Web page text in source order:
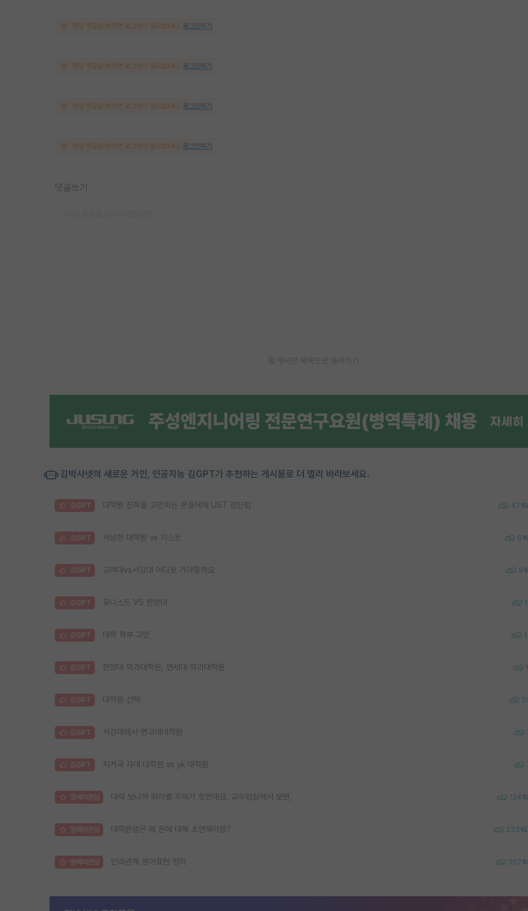
해당 댓글을 보려면 로그인이 필요합니다. 로그인하기
해당 댓글을 보려면 로그인이 필요합니다. 로그인하기
해당 댓글을 보려면 로그인이 필요합니다. 로그인하기
해당 댓글을 보려면 로그인이 필요합니다. 로그인하기
댓글쓰기
게시판 목록으로 돌아가기
김박사넷의 새로운 거인, 인공지능 김GPT가 추천하는 게시물로 더 멀리 바라보세요.
김GPT 대학원 진학을 고민하는 분들에게 UST 장단점 47
김GPT 서성한 대학원 vs 지스트 6
김GPT 고려대vs서강대 어디로 가야할까요 8
김GPT 유니스트 VS 한양대 1
김GPT 대학 학부 고민 1
김GPT 한양대 의과대학원, 연세대 의과대학원 1
김GPT 대학원 선택 0
김GPT 서강대에서 연고대대학원
김GPT 지거국 자대 대학원 vs yk 대학원
명예의전당 대략 보니까 워라밸 주제가 핫한데요. 교수입장에서 보면, 124
명예의전당 대학원생은 왜 돈에 대해 초연해야함? 233
명예의전당 인과관계 영어표현 정리 352